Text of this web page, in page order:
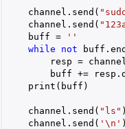
    channel.send(
    channel.send(
    buff =
''
while
not
resp =
buff +=
    print(buff)
    channel.send(
"ls" )
    channel.send(
'\n' )